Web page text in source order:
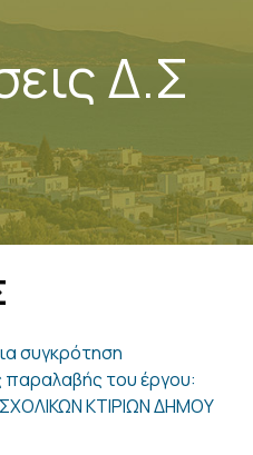
Δ.Σ
συγκρότηση
παραλαβής του έργου:
ΚΤΙΡΙΩΝ ΔΗΜΟΥ